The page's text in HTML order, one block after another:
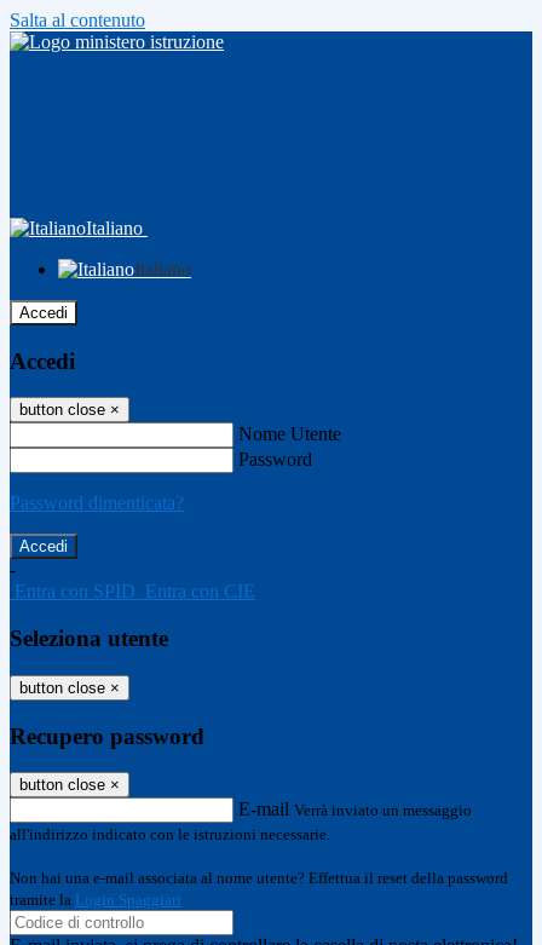
Salta al contenuto
Italiano
Italiano
Accedi
Accedi
button close ×
Nome Utente
Password
Password dimenticata?
-
Entra con SPID Entra con CIE
Seleziona utente
button close ×
Recupero password
button close ×
E-mail Verrà inviato un messaggio
all'indirizzo indicato con le istruzioni necessarie.
Non hai una e-mail associata al nome utente? Effettua il reset della password
tramite la Login Spaggiari